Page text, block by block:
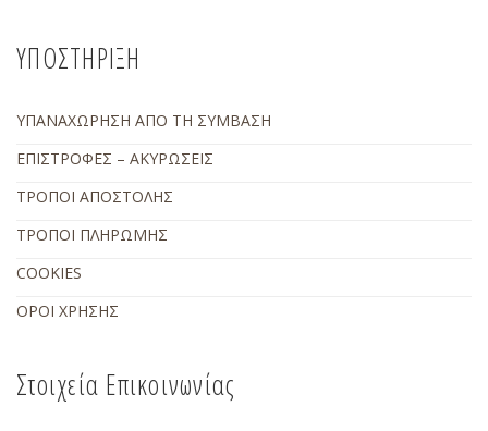
ΥΠΟΣΤΗΡΙΞΗ
ΥΠΑΝΑΧΩΡΗΣΗ ΑΠΟ ΤΗ ΣΥΜΒΑΣΗ
ΕΠΙΣΤΡΟΦΕΣ – ΑΚΥΡΩΣΕΙΣ
ΤΡΟΠΟΙ ΑΠΟΣΤΟΛΗΣ
ΤΡΟΠΟΙ ΠΛΗΡΩΜΗΣ
COOKIES
ΟΡΟΙ ΧΡΗΣΗΣ
Στοιχεία Επικοινωνίας